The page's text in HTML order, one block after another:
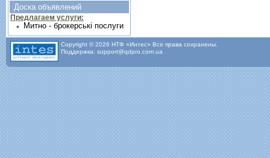
Доска объявлений
Предлагаем услуги:
Митно - брокерські послуги
Copyright © 2026 НТФ «Интес» Все права сохранены.
Поддержка: support@qdpro.com.ua